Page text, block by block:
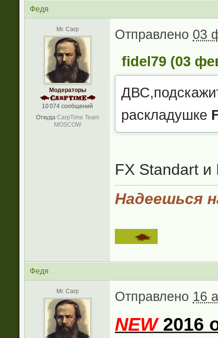
Федя
Mr. Carp
Модераторы
10 074 сообщений
Откуда CarpTime Team
MOSCOW
Отправлено 03
fidel79 (03
раскладушке
FX Standart и
Надеешься
Федя
Mr. Carp Отправлено 16
NEW 2016